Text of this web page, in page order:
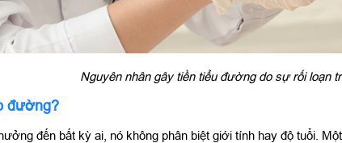
Nguyên nhân gây tiền tiểu đường do sự rối loạn
đường?
đến bất kỳ ai, nó không phân biệt giới tính hay độ tuổi.